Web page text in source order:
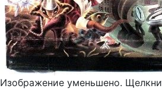
Изображение уменьшено.